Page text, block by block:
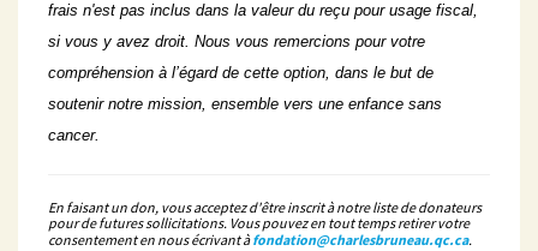
frais n'est pas inclus dans la valeur du reçu pour usage fiscal,
si vous y avez droit. Nous vous remercions pour votre
compréhension à l’égard de cette option, dans le but de
soutenir notre mission, ensemble vers une enfance sans
cancer.
En faisant un don, vous acceptez d'être inscrit à notre liste de donateurs
pour de futures sollicitations. Vous pouvez en tout temps retirer votre
consentement en nous écrivant àfondation@charlesbruneau.qc.ca.